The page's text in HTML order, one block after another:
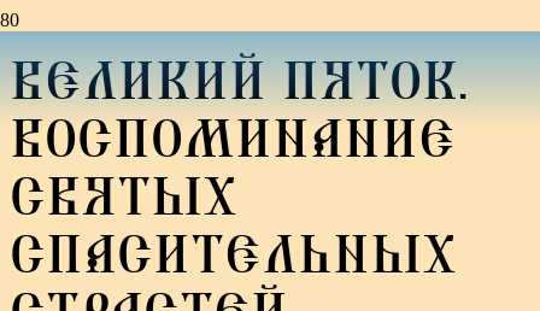
ВЕЛИКИЙ ПЯТОК.
ВОСПОМИНАНИЕ
СВЯТЫХ
СПАСИТЕЛЬНЫХ